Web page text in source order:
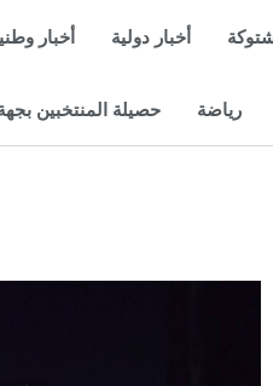
أخبار دولية أخبار
رياضة حصيلة المنتخبين